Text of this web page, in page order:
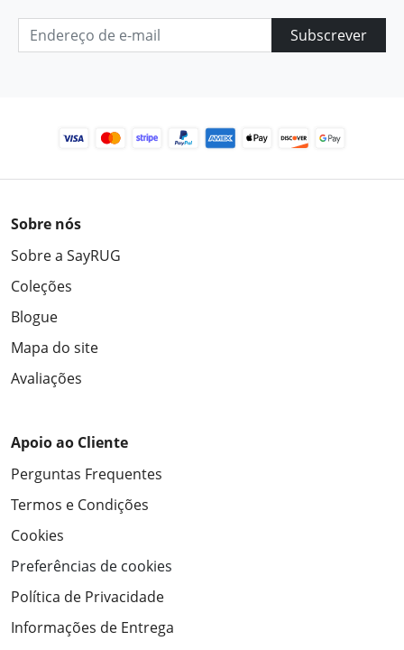
Subscrever
Sobre nós
Sobre a SayRUG
Coleções
Blogue
Mapa do site
Avaliações
Apoio ao Cliente
Perguntas Frequentes
Termos e Condições
Cookies
Preferências de cookies
Política de Privacidade
Informações de Entrega